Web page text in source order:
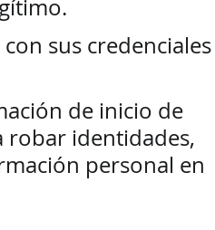
sus credenciales
robar identidades,
personal en